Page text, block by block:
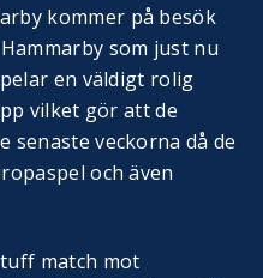
kommer på besök
som just nu
en väldigt rolig
vilket gör att de
senaste veckorna då de
och även
match mot